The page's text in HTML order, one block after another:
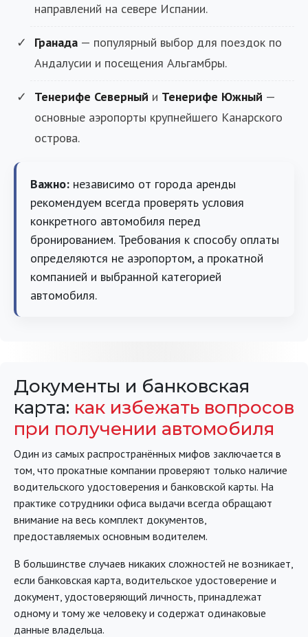
направлений на севере Испании.
Гранада — популярный выбор для поездок по
Андалусии и посещения Альгамбры.
Тенерифе Северный и Тенерифе Южный —
основные аэропорты крупнейшего Канарского
острова.
Важно: независимо от города аренды
рекомендуем всегда проверять условия
конкретного автомобиля перед
бронированием. Требования к способу оплаты
определяются не аэропортом, а прокатной
компанией и выбранной категорией
автомобиля.
Документы и банковская
карта: как избежать вопросов
при получении автомобиля
Один из самых распространённых мифов заключается в
том, что прокатные компании проверяют только наличие
водительского удостоверения и банковской карты. На
практике сотрудники офиса выдачи всегда обращают
внимание на весь комплект документов,
предоставляемых основным водителем.
В большинстве случаев никаких сложностей не возникает,
если банковская карта, водительское удостоверение и
документ, удостоверяющий личность, принадлежат
одному и тому же человеку и содержат одинаковые
данные владельца.